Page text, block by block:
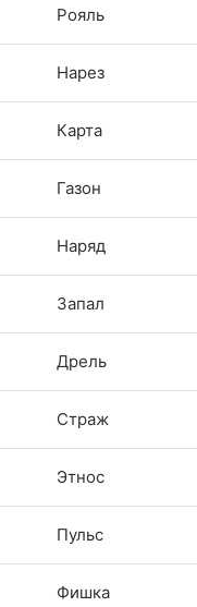
Рояль
Нарез
Карта
Газон
Наряд
Запал
Дрель
Страж
Этнос
Пульс
Фишка